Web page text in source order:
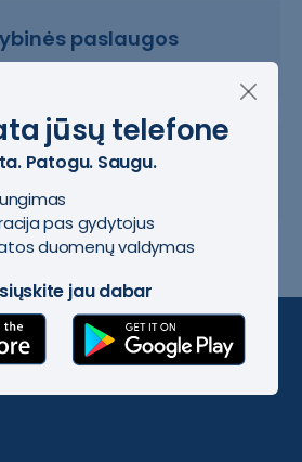
paslaugos
ESPBI sistema
jūsų telefone
Patogu. Saugu.
pas gydytojus
duomenų valdymas
jau dabar